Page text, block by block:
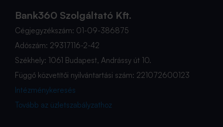
Bank360 Szolgáltató Kft.
Cégjegyzékszám: 01-09-386875
Adószám: 29317116-2-42
Székhely: 1061 Budapest, Andrássy út 10.
Függő közvetítői nyilvántartási szám: 221072600123
Intézménykeresés
Tovább az üzletszabályzathoz